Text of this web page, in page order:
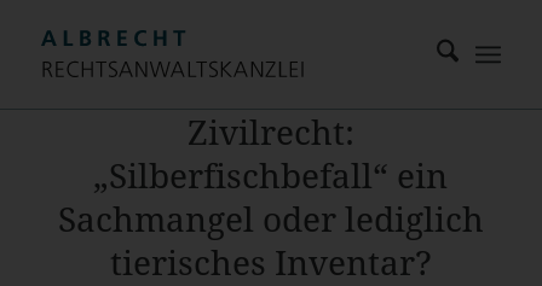
Zivilrecht:
„Silberfischbefall“ ein
Sachmangel oder lediglich
tierisches Inventar?